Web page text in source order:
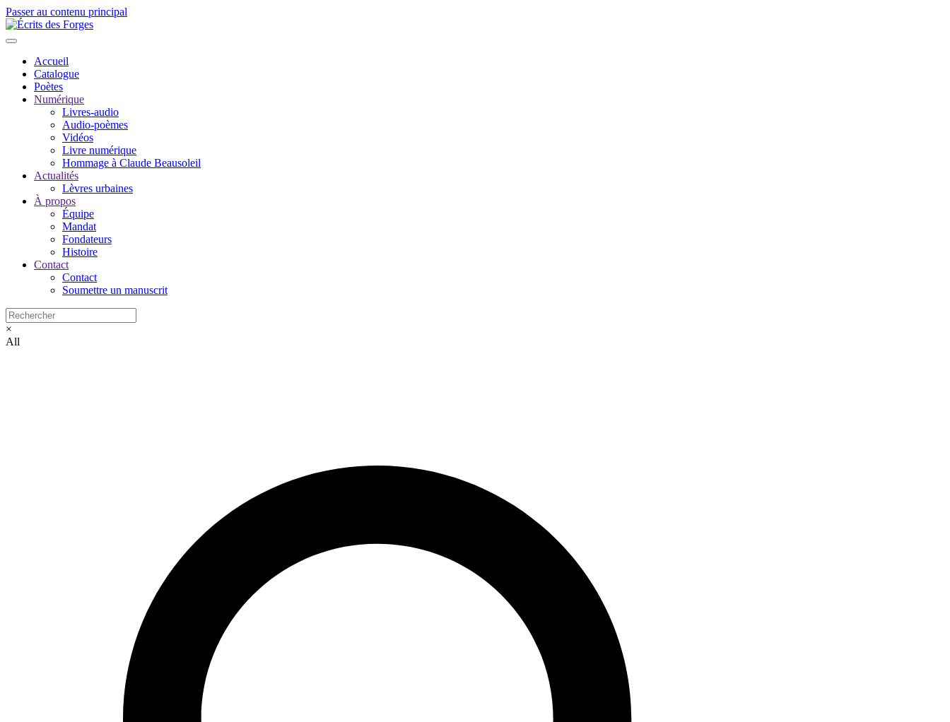
Passer au contenu principal
Accueil
Catalogue
Poètes
Numérique
Livres-audio
Audio-poèmes
Vidéos
Livre numérique
Hommage à Claude Beausoleil
Actualités
Lèvres urbaines
À propos
Équipe
Mandat
Fondateurs
Histoire
Contact
Contact
Soumettre un manuscrit
×
All